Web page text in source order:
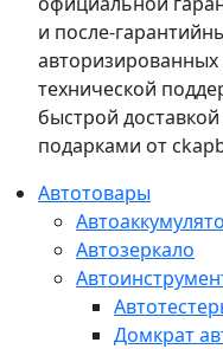
и после-
авторизированных
технической
быстрой
подарками от
Автотовары
Автозеркало
Домкрат